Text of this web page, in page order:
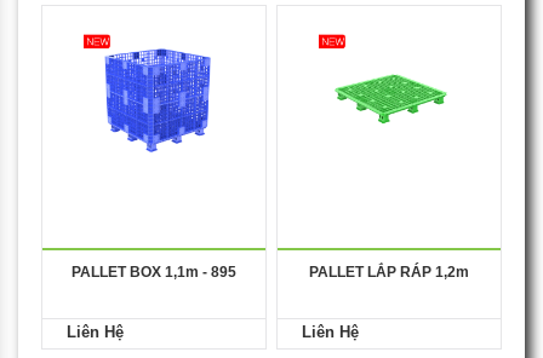
PALLET BOX 1,1m - 895
Liên Hệ
PALLET LẮP RÁP 1,2m
Liên Hệ